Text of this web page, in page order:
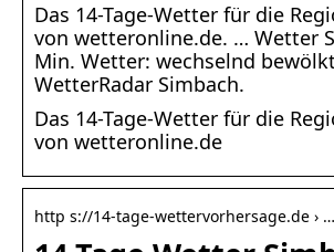
Das 14-Tage-Wetter für die
von wetteronline.de. … Wetter
Min. Wetter: wechselnd
WetterRadar Simbach.
Das 14-Tage-Wetter für die
von wetteronline.de
http s://14-tage-wettervorhersage.de › …